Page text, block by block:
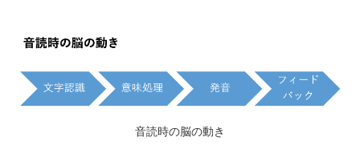
音読時の脳の動き